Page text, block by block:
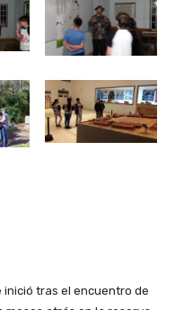
tras el encuentro de